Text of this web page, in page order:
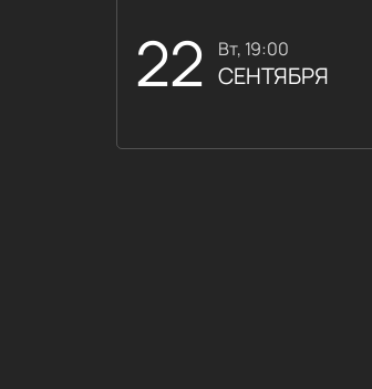
22 вт, 19:00
СЕНТЯБРЯ